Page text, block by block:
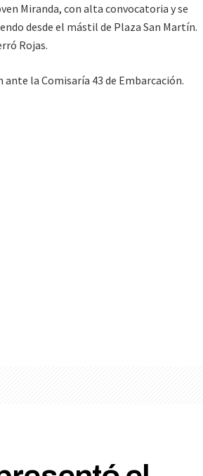
Miranda, con alta convocatoria y se
desde el mástil de Plaza San Martín.
Rojas.
la Comisaría 43 de Embarcación.